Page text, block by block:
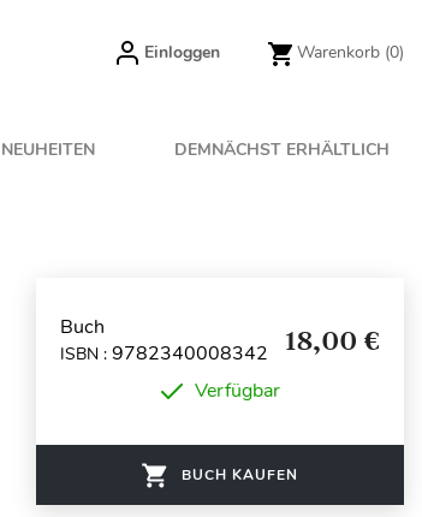
Einloggen Warenkorb (0)
NEUHEITEN DEMNÄCHST ERHÄLTLICH
Buch
ISBN : 9782340008342 18,00 €
Verfügbar
BUCH KAUFEN